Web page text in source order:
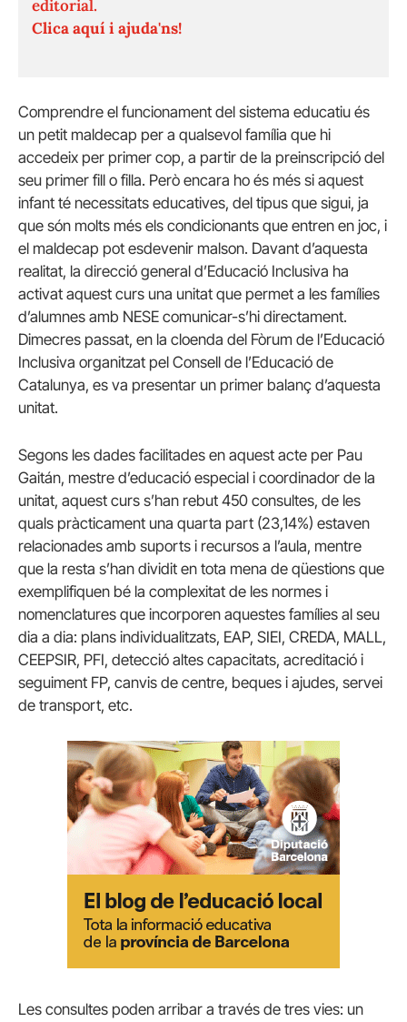
editorial.
Clica aquí i ajuda'ns!
Comprendre el funcionament del sistema educatiu és
un petit maldecap per a qualsevol família que hi
accedeix per primer cop, a partir de la preinscripció del
seu primer fill o filla. Però encara ho és més si aquest
infant té necessitats educatives, del tipus que sigui, ja
que són molts més els condicionants que entren en joc, i
el maldecap pot esdevenir malson. Davant d’aquesta
realitat, la direcció general d’Educació Inclusiva ha
activat aquest curs una unitat que permet a les famílies
d’alumnes amb NESE comunicar-s’hi directament.
Dimecres passat, en la cloenda del Fòrum de l’Educació
Inclusiva organitzat pel Consell de l’Educació de
Catalunya, es va presentar un primer balanç d’aquesta
unitat.
Segons les dades facilitades en aquest acte per Pau
Gaitán, mestre d’educació especial i coordinador de la
unitat, aquest curs s’han rebut 450 consultes, de les
quals pràcticament una quarta part (23,14%) estaven
relacionades amb suports i recursos a l’aula, mentre
que la resta s’han dividit en tota mena de qüestions que
exemplifiquen bé la complexitat de les normes i
nomenclatures que incorporen aquestes famílies al seu
dia a dia: plans individualitzats, EAP, SIEI, CREDA, MALL,
CEEPSIR, PFI, detecció altes capacitats, acreditació i
seguiment FP, canvis de centre, beques i ajudes, servei
de transport, etc.
Les consultes poden arribar a través de tres vies: un